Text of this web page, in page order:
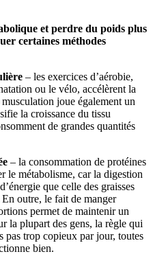
et perdre du poids plus
certaines méthodes
– les exercices d’aérobie,
ou le vélo, accélèrent la
joue également un
la croissance du tissu
de grandes quantités
– la consommation de protéines
le métabolisme, car la digestion
que celle des graisses
outre, le fait de manger
permet de maintenir un
la plupart des gens, la règle qui
pas trop copieux par jour, toutes
bien.